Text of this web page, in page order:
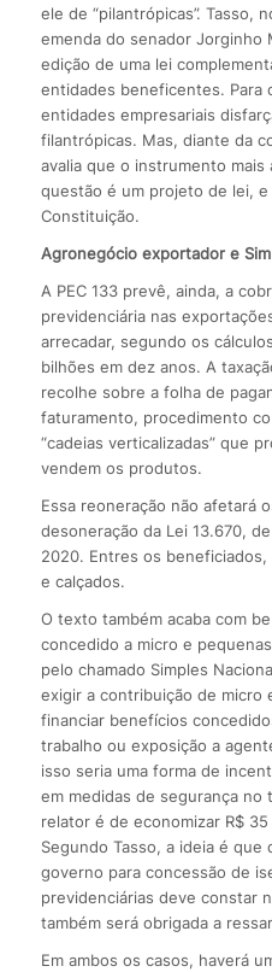
ele de “pilantrópicas”. Tasso,
emenda do senador Jorginho
edição de uma lei
entidades beneficentes. Para
entidades empresariais
filantrópicas. Mas, diante da
avalia que o instrumento mais
questão é um projeto de lei, e
Constituição.
Agronegócio exportador e
A PEC 133 prevê, ainda, a
previdenciária nas
arrecadar, segundo os
bilhões em dez anos. A
recolhe sobre a folha de
faturamento, procedimento
“cadeias verticalizadas” que
vendem os produtos.
Essa reoneração não afetará
desoneração da Lei 13.670,
2020. Entres os
e calçados.
O texto também acaba com
concedido a micro e
pelo chamado Simples
exigir a contribuição de micro
financiar benefícios
trabalho ou exposição a
isso seria uma forma de
em medidas de segurança no
relator é de economizar R$
Segundo Tasso, a ideia é
governo para concessão de
previdenciárias deve constar
também será obrigada a
Em ambos os casos, haverá